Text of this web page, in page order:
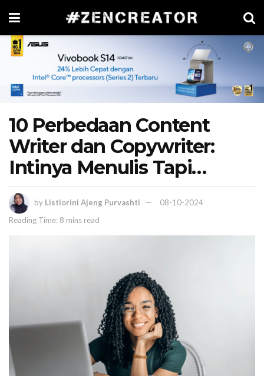
10 Perbedaan Content
Writer dan Copywriter:
Intinya Menulis Tapi…
by Listiorini Ajeng Purvashti
08-10-2024
Reading Time: 8 mins read